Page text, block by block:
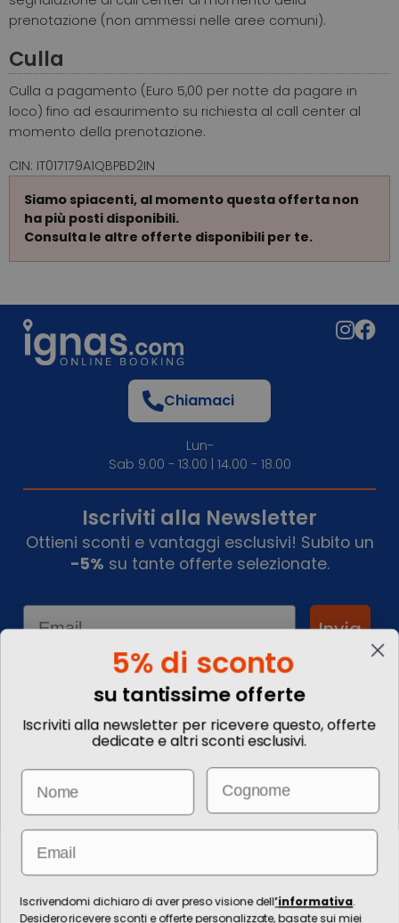
prenotazione (non ammessi nelle aree comuni).
Culla
Culla a pagamento (Euro 5,00 per notte da pagare in
loco) fino ad esaurimento su richiesta al call center al
momento della prenotazione.
CIN: IT017179A1QBPBD2IN
Siamo spiacenti, al momento questa offerta non
ha più posti disponibili.
Consulta le altre offerte disponibili per te.
Informazioni
Come prenotare
Informazioni Legali
Chiamaci
Lun-
Sab 9.00 - 13.00 | 14.00 - 18.00
Iscriviti alla Newsletter
Ottieni sconti e vantaggi esclusivi! Subito un
-5% su tante offerte selezionate.
Email
Invia
Le immagini hanno valore puramente illustrativo. I prezzi e le
Per l’erogazione dei servizi di viaggio è responsabile/direzione tecnica
Ignas Tour S.p.A., Largo Cesare Battisti, 28 - 39044 Egna (BZ) - Italia,
5% di sconto
su tantissime offerte
Iscriviti alla newsletter per ricevere questo, offerte
dedicate e altri sconti esclusivi.
Name Email
Email
Iscrivendomi dichiaro di aver preso visione dell’informativa.
Desidero ricevere sconti e offerte personalizzate, basate sui miei